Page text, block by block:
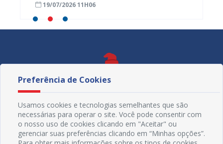
de Juazeiro
19/07/2026 11H06
Preferência de Cookies
Usamos cookies e tecnologias semelhantes que são
necessárias para operar o site. Você pode consentir com
o nosso uso de cookies clicando em "Aceitar" ou
gerenciar suas preferências clicando em “Minhas opções”.